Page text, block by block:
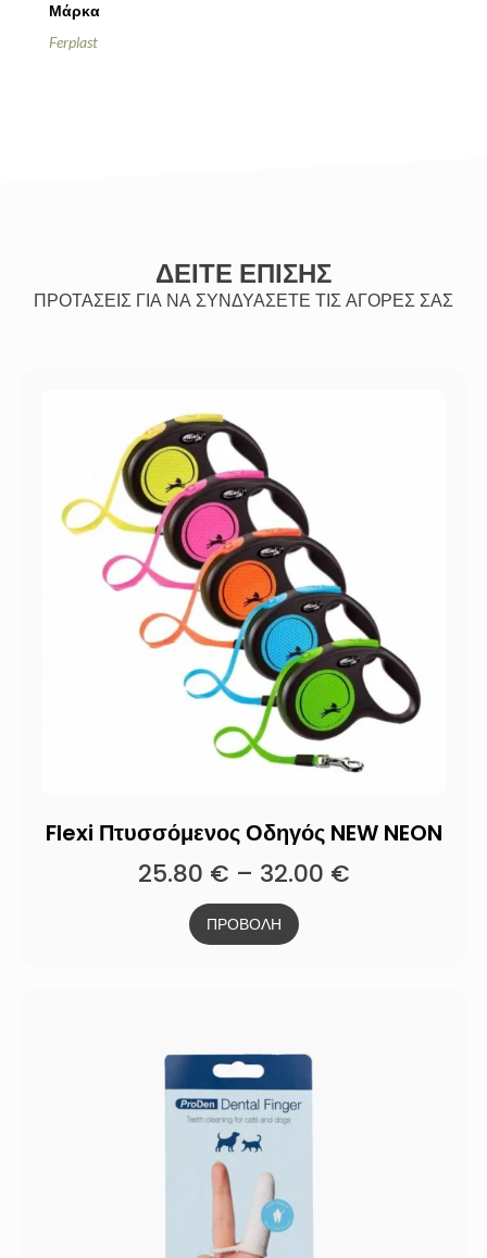
Μάρκα
Ferplast
ΔΕΙΤΕ ΕΠΙΣΗΣ
ΠΡΟΤΑΣΕΙΣ ΓΙΑ ΝΑ ΣΥΝΔΥΑΣΕΤΕ ΤΙΣ ΑΓΟΡΕΣ ΣΑΣ
Flexi Πτυσσόμενος Οδηγός NEW NEON
25.80 € – 32.00 €
ΠΡΟΒΟΛΗ